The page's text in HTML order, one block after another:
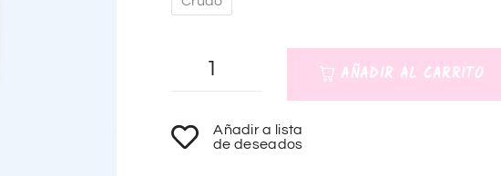
AÑADIR AL CARRITO
l
Añadir a lista
de deseados